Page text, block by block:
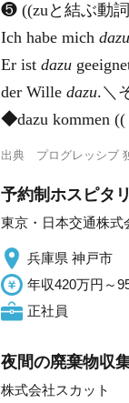
❺ ((zuと結ぶ動
Ich habe mich dazu
Er ist dazu
der Wille dazu.＼
◆dazu kommen
出典 プログレッシブ
予約制ホスピタ
東京・日本交通株式
兵庫県 神戸市
年収420万円～
正社員
夜間の廃棄物収
株式会社スカット